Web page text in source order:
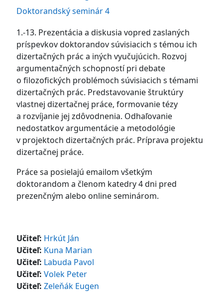
Doktorandský seminár 4
1.-13. Prezentácia a diskusia vopred zaslaných
príspevkov doktorandov súvisiacich s témou ich
dizertačných prác a iných vyučujúcich. Rozvoj
argumentačných schopností pri debate
o filozofických problémoch súvisiacich s témami
dizertačných prác. Predstavovanie štruktúry
vlastnej dizertačnej práce, formovanie tézy
a rozvíjanie jej zdôvodnenia. Odhaľovanie
nedostatkov argumentácie a metodológie
v projektoch dizertačných prác. Príprava projektu
dizertačnej práce.
Práce sa posielajú emailom všetkým
doktorandom a členom katedry 4 dni pred
prezenčným alebo online seminárom.
Učiteľ: Hrkút Ján
Učiteľ: Kuna Marian
Učiteľ: Labuda Pavol
Učiteľ: Volek Peter
Učiteľ: Zeleňák Eugen